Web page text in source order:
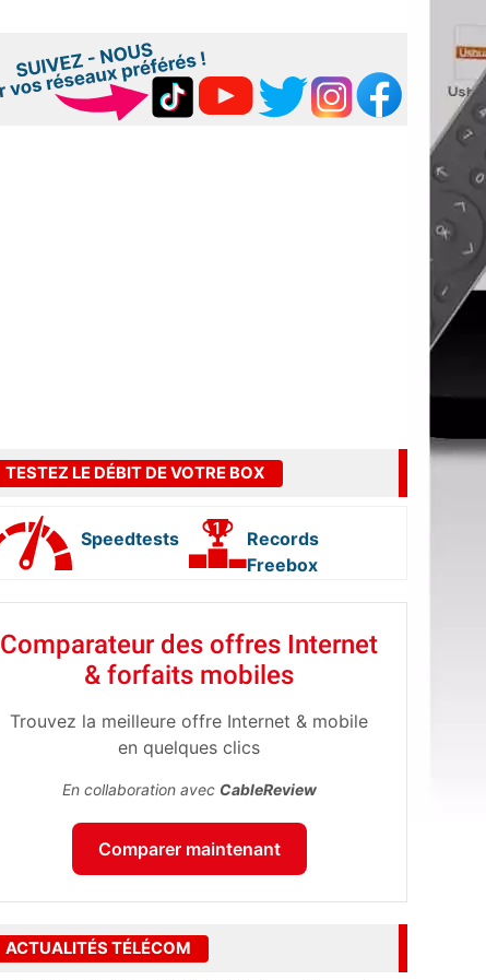
TESTEZ LE DÉBIT DE VOTRE BOX
Speedtests
Records
Freebox
Comparateur des offres Internet
& forfaits mobiles
Trouvez la meilleure offre Internet & mobile
en quelques clics
En collaboration avec CableReview
Comparer maintenant
ACTUALITÉS TÉLÉCOM